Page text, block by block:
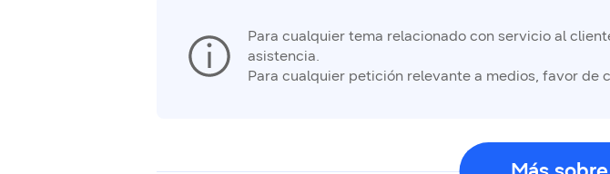
Para cualquier tema relacionado con servicio al
asistencia.
Para cualquier petición relevante a medios, favor de